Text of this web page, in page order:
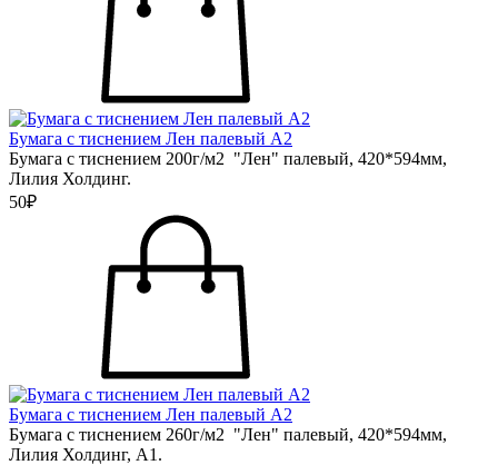
Бумага с тиснением Лен палевый А2
Бумага с тиснением 200г/м2 "Лен" палевый, 420*594мм,
Лилия Холдинг.
50₽
Бумага с тиснением Лен палевый А2
Бумага с тиснением 260г/м2 "Лен" палевый, 420*594мм,
Лилия Холдинг, А1.